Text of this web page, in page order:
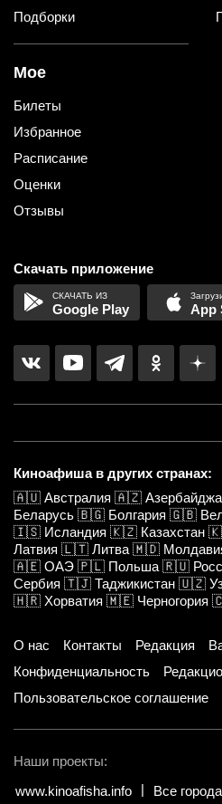
Подборки
Мое
Билеты
Избранное
Расписание
Оценки
Отзывы
Скачать приложение
Google Play App
Киноафиша в других странах:
🇦🇺 Австралия 🇦🇿
Беларусь 🇧🇬 Болгария 🇬🇧
🇮🇸 Исландия 🇰🇿 Казахстан
Латвия 🇱🇹 Литва 🇲🇩
🇦🇪 ОАЭ 🇵🇱 Польша 🇷🇺
Сербия 🇹🇯 Таджикистан 🇺🇿
🇭🇷 Хорватия 🇲🇪 Черногория
О нас Контакты Редакция
Конфиденциальность
Пользовательское соглашение
Наши проекты:
www.kinoafisha.info
Все города